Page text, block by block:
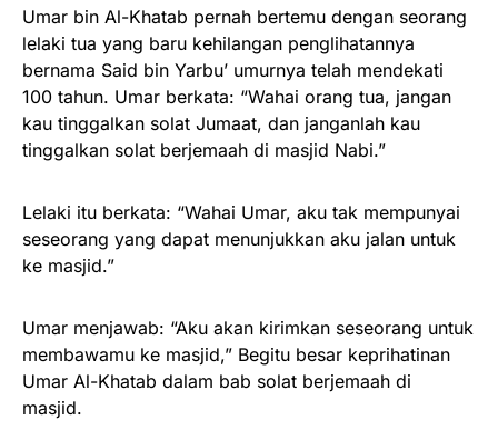
Umar bin Al-Khatab pernah bertemu dengan seorang
lelaki tua yang baru kehilangan penglihatannya
bernama Said bin Yarbu’ umurnya telah mendekati
100 tahun. Umar berkata: “Wahai orang tua, jangan
kau tinggalkan solat Jumaat, dan janganlah kau
tinggalkan solat berjemaah di masjid Nabi.”
Lelaki itu berkata: “Wahai Umar, aku tak mempunyai
seseorang yang dapat menunjukkan aku jalan untuk
ke masjid.”
Umar menjawab: “Aku akan kirimkan seseorang untuk
membawamu ke masjid,” Begitu besar keprihatinan
Umar Al-Khatab dalam bab solat berjemaah di
masjid.